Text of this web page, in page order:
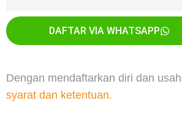
DAFTAR VIA WHATSAPP
Dengan mendaftarkan diri dan
syarat dan ketentuan.